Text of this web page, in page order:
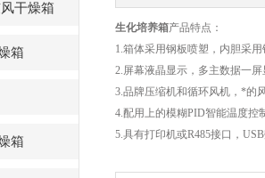
干燥箱
箱
箱
生化培养箱产品特点：
1.箱体采用钢板喷塑，内胆采
2.屏幕液晶显示，多主数据一
3.品牌压缩机和循环风机，*的
4.配用上的模糊PID智能温度控
5.具有打印机或R485接口，